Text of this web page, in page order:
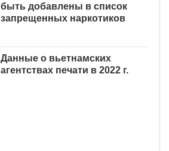
быть добавлены в список
запрещенных наркотиков
Данные о вьетнамских
агентствах печати в 2022 г.